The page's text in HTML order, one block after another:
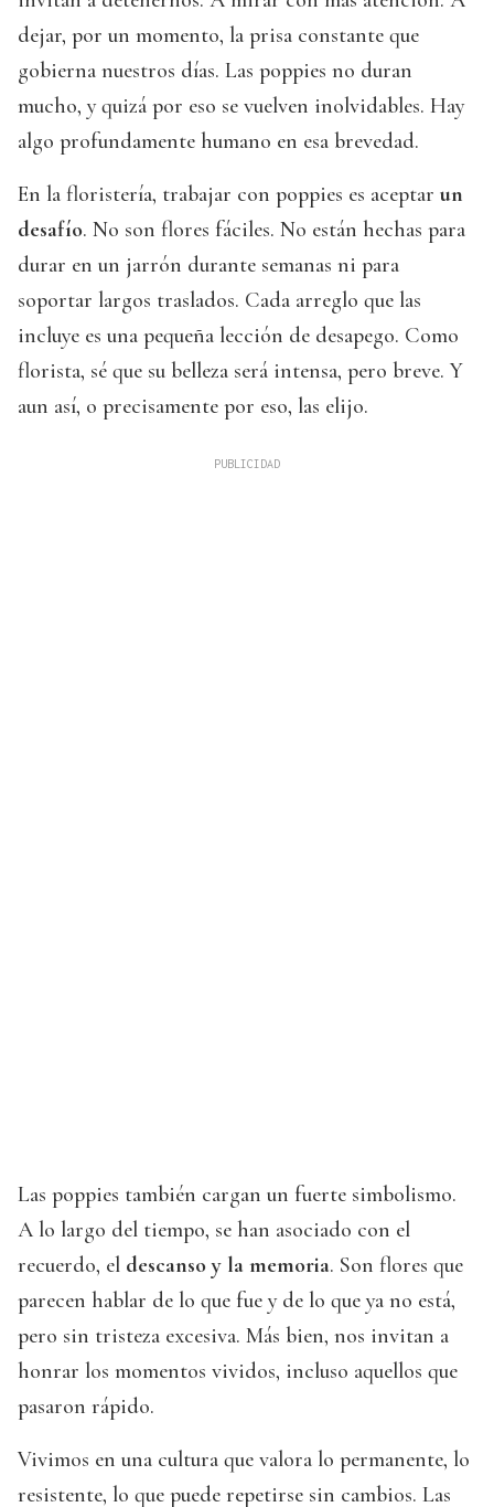
dejar, por un momento, la prisa constante que
gobierna nuestros días. Las poppies no duran
mucho, y quizá por eso se vuelven inolvidables. Hay
algo profundamente humano en esa brevedad.
En la floristería, trabajar con poppies es aceptar un
desafío. No son flores fáciles. No están hechas para
durar en un jarrón durante semanas ni para
soportar largos traslados. Cada arreglo que las
incluye es una pequeña lección de desapego. Como
florista, sé que su belleza será intensa, pero breve. Y
aun así, o precisamente por eso, las elijo.
Las poppies también cargan un fuerte simbolismo.
A lo largo del tiempo, se han asociado con el
recuerdo, el descanso y la memoria. Son flores que
parecen hablar de lo que fue y de lo que ya no está,
pero sin tristeza excesiva. Más bien, nos invitan a
honrar los momentos vividos, incluso aquellos que
pasaron rápido.
Vivimos en una cultura que valora lo permanente, lo
resistente, lo que puede repetirse sin cambios. Las